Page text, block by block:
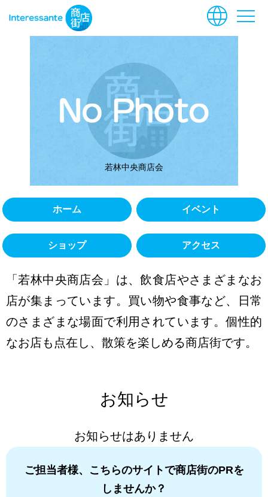
language menu
若林中央商店会
ホーム イベント
ショップ アクセス
「若林中央商店会」は、飲食店やさまざまなお
店が集まっています。買い物や食事など、日常
のさまざまな場面で利用されています。個性的
なお店も点在し、散策を楽しめる商店街です。
お知らせ
お知らせはありません
ご担当者様、こちらのサイトで商店街のPRを
しませんか？